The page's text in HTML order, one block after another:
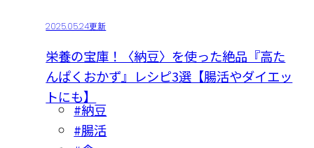
2025.05.24更新
栄養の宝庫！〈納豆〉を使った絶品『高た
んぱくおかず』レシピ3選【腸活やダイエッ
トにも】
#納豆
#腸活